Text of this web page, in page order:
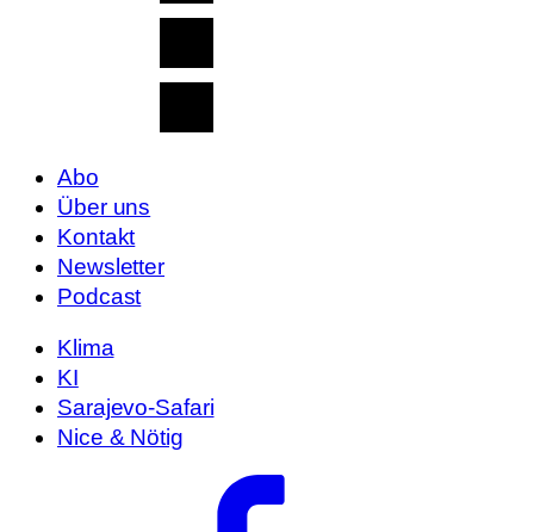
Abo
Über uns
Kontakt
Newsletter
Podcast
Klima
KI
Sarajevo-Safari
Nice & Nötig